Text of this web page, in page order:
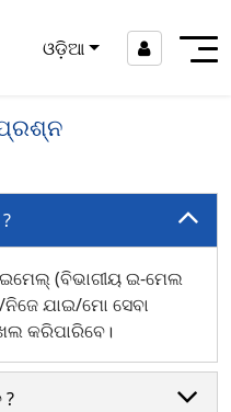
ଓଡ଼ିଆ
(ବିଭାଗୀୟ ଇ-ମେଲ
ଯାଇ/ମୋ ସେବା
କରିପାରିବେ।